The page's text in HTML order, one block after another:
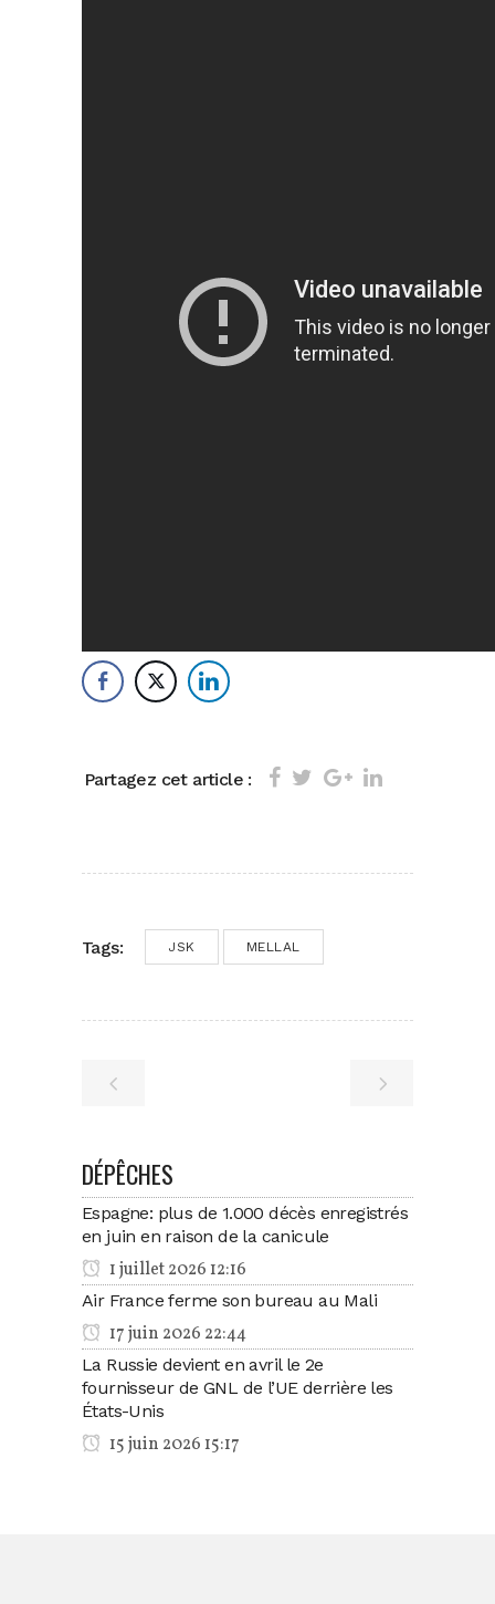
Partagez cet article :
Tags: JSK MELLAL
DÉPÊCHES
Espagne: plus de 1.000 décès enregistrés
en juin en raison de la canicule
1 juillet 2026 12:16
Air France ferme son bureau au Mali
17 juin 2026 22:44
La Russie devient en avril le 2e
fournisseur de GNL de l’UE derrière les
États-Unis
15 juin 2026 15:17